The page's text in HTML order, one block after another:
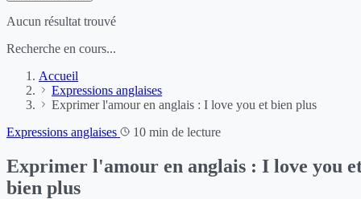
Aucun résultat trouvé
Recherche en cours...
Accueil
Expressions anglaises
Exprimer l'amour en anglais : I love you et bien plus
Expressions anglaises
10 min de lecture
Exprimer l'amour en anglais : I love you
bien plus